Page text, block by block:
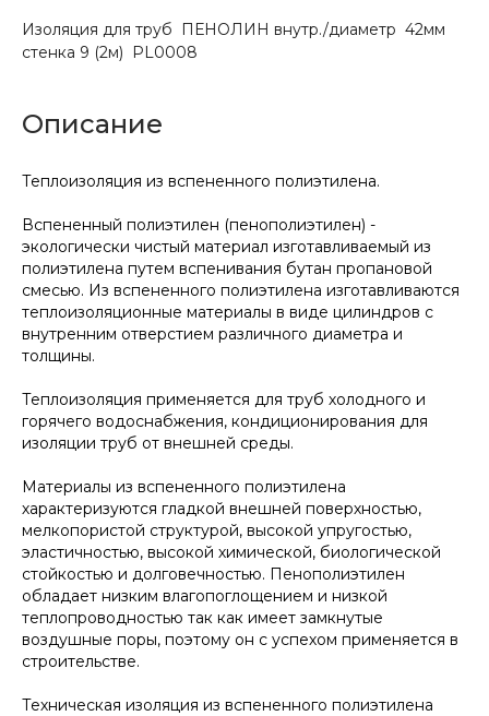
Изоляция для труб ПЕНОЛИН внутр./диаметр 42мм
стенка 9 (2м) PL0008
Описание
Теплоизоляция из вспененного полиэтилена.
Вспененный полиэтилен (пенополиэтилен) -
экологически чистый материал изготавливаемый из
полиэтилена путем вспенивания бутан пропановой
смесью. Из вспененного полиэтилена изготавливаются
теплоизоляционные материалы в виде цилиндров с
внутренним отверстием различного диаметра и
толщины.
Теплоизоляция применяется для труб холодного и
горячего водоснабжения, кондиционирования для
изоляции труб от внешней среды.
Материалы из вспененного полиэтилена
характеризуются гладкой внешней поверхностью,
мелкопористой структурой, высокой упругостью,
эластичностью, высокой химической, биологической
стойкостью и долговечностью. Пенополиэтилен
обладает низким влагопоглощением и низкой
теплопроводностью так как имеет замкнутые
воздушные поры, поэтому он с успехом применяется в
строительстве.
Техническая изоляция из вспененного полиэтилена